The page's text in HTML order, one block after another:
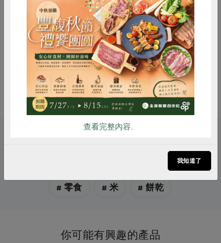
保存條件 陰涼乾燥處未開封可保存240天
產品說明
使用合作社指定原料(以*表示)製成傳
統米點心，可直接食用或搭配飲品、
湯品食用
注意事項
1、開封後，請儘速食用完畢 2、避免
高溫、潮濕及陽光直射處
# 銀髮友善食品
# 零食 # 米 # 餅乾
你可能有興趣的產品
惜食 RPET 食譜 減硝酸鹽
雞蛋 食安 共同購買
查看完整內容..
我知道了